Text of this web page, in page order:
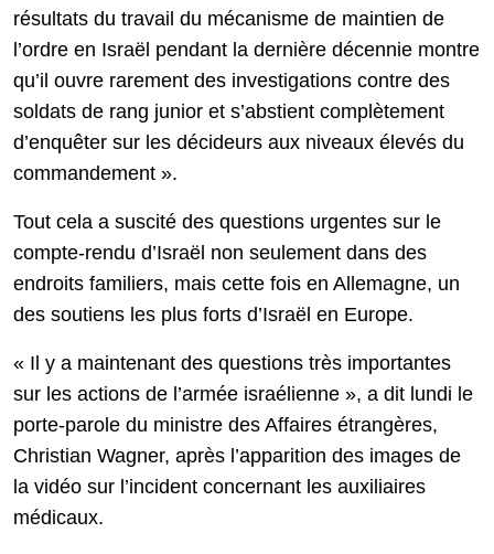
résultats du travail du mécanisme de maintien de
l’ordre en Israël pendant la dernière décennie montre
qu’il ouvre rarement des investigations contre des
soldats de rang junior et s’abstient complètement
d’enquêter sur les décideurs aux niveaux élevés du
commandement ».
Tout cela a suscité des questions urgentes sur le
compte-rendu d’Israël non seulement dans des
endroits familiers, mais cette fois en Allemagne, un
des soutiens les plus forts d’Israël en Europe.
« Il y a maintenant des questions très importantes
sur les actions de l’armée israélienne », a dit lundi le
porte-parole du ministre des Affaires étrangères,
Christian Wagner, après l’apparition des images de
la vidéo sur l’incident concernant les auxiliaires
médicaux.